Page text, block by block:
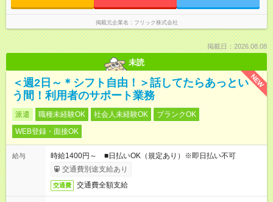
掲載元企業名 フリック株式会社
掲載日：2026.08.08
未読
NEW
＜週2日～＊シフト自由！＞話してたらあっとい
う間！利用者のサポート業務
派遣 職種未経験OK 社会人未経験OK
ブランクOK
WEB登録・面接OK
給与
時給1400円～ ■日払いOK（規定あり）※即日払い不可
交通費別途支給あり
交通費 交通費全額支給